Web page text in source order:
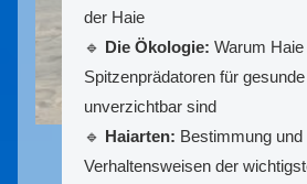
der Haie
🔹 Die Ökologie: Warum Haie
Spitzenprädatoren für
unverzichtbar sind
🔹 Haiarten: Bestimmung und
Verhaltensweisen der